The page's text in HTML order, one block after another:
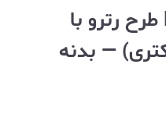
چای ساز روهمی استیل فلر آلمان مدل Feller Ts 290SS طرح رترو با
+ کتری) — بدنه